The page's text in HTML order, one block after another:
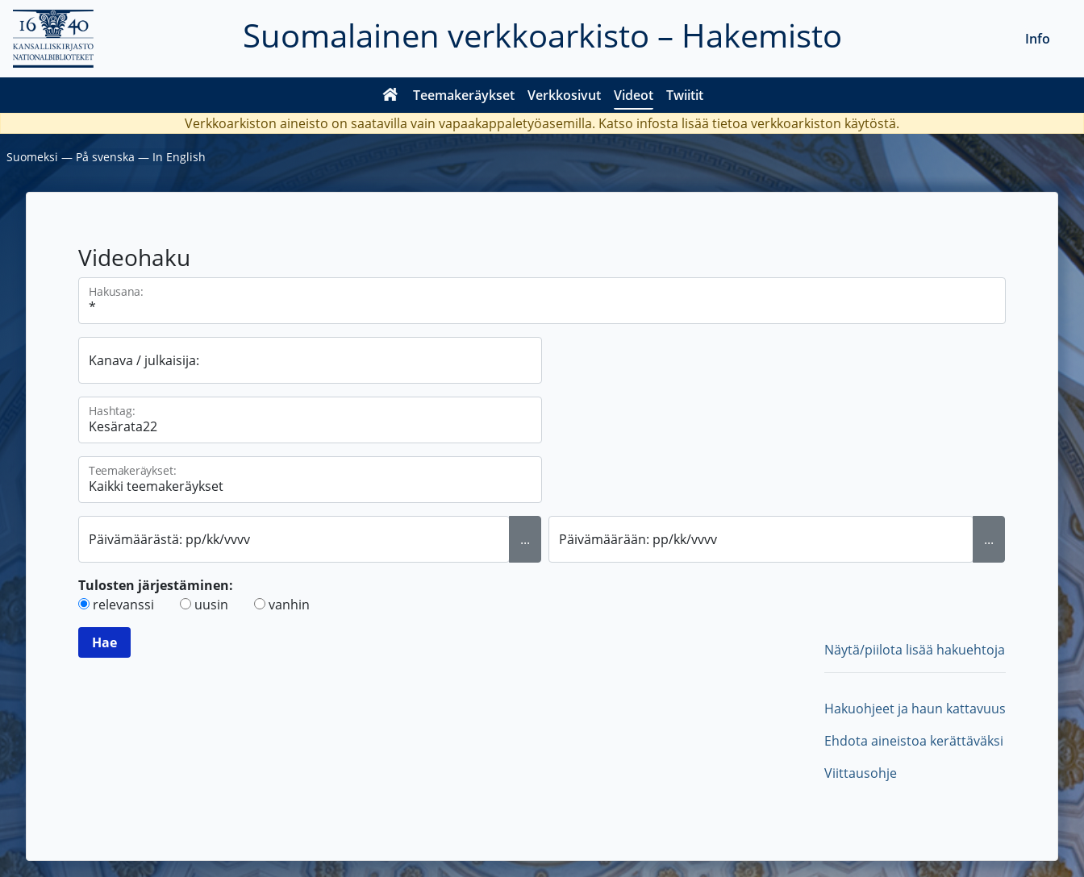
Suomalainen verkkoarkisto – Hakemisto
Teemakeräykset Verkkosivut Videot Twiitit
Info
Verkkoarkiston aineisto on saatavilla vain vapaakappaletyöasemilla. Katso infosta lisää tietoa verkkoarkiston käytöstä.
Suomeksi ― På svenska ― In English
Videohaku
Hakusana:
Kanava / julkaisija:
Hashtag:
Teemakeräykset:
Päivämäärästä: pp/kk/vvvv ... Päivämäärään: pp/kk/vvvv ...
Tulosten järjestäminen:
relevanssi
uusin vanhin
Näytä/piilota lisää hakuehtoja
Hakuohjeet ja haun kattavuus
Ehdota aineistoa kerättäväksi
Viittausohje